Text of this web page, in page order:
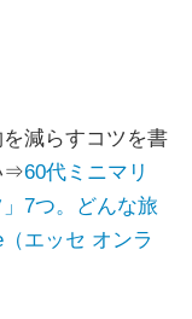
減らすコツを書
⇒60代ミニマリ
7つ。どんな旅
エッセ オンラ